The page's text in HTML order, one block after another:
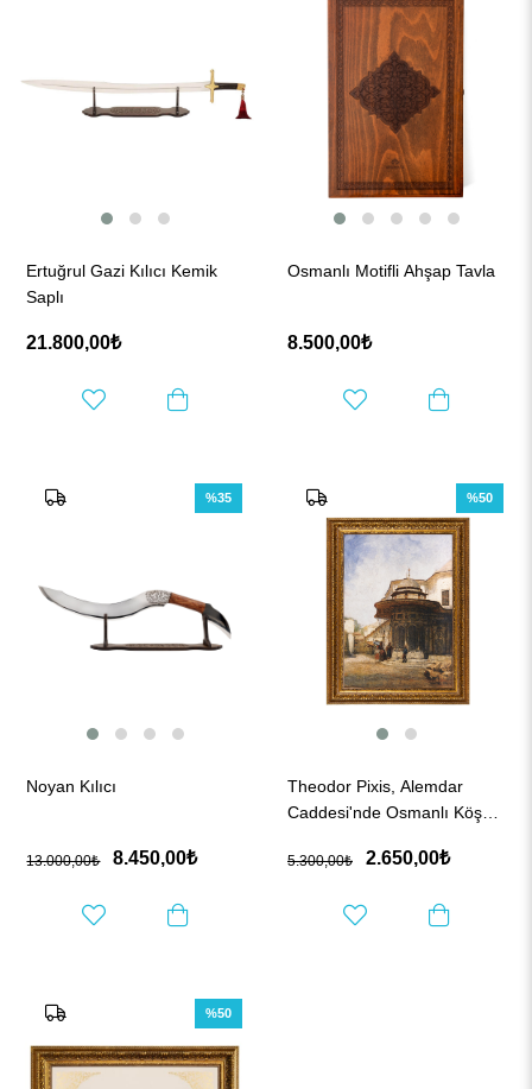
Ertuğrul Gazi Kılıcı Kemik
Saplı
21.800,00₺
Osmanlı Motifli Ahşap Tavla
8.500,00₺
Noyan Kılıcı
8.450,00₺
13.000,00₺
%35
Theodor Pixis, Alemdar
Caddesi'nde Osmanlı Köşkü
2.650,00₺
5.300,00₺
%50
%50